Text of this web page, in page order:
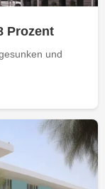
Prozent
und